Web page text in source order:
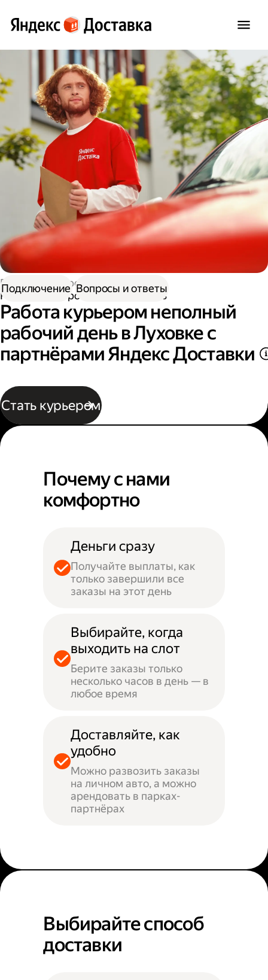
Работа курьером
Работа курьером неполный день
Работа курьером неполный
рабочий день в Луховке с
партнёрами Яндекс Доставки
Стать курьером
Подключение Вопросы и ответы
Почему с нами
комфортно
Деньги сразу
Получайте выплаты, как
только завершили все
заказы на этот день
Выбирайте, когда
выходить на слот
Берите заказы только
несколько часов в день — в
любое время
Доставляйте, как
удобно
Можно развозить заказы
на личном авто, а можно
арендовать в парках-
партнёрах
Выбирайте способ
доставки